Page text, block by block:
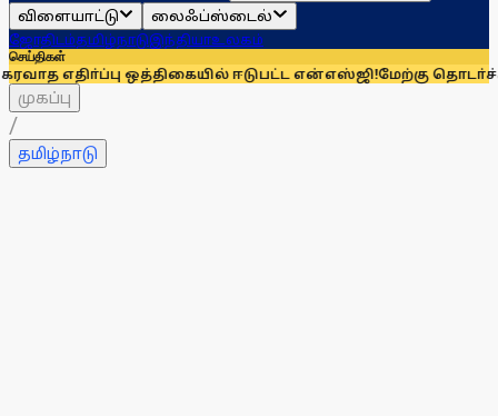
விளையாட்டு
லைஃப்ஸ்டைல்
ஜோதிடம்தமிழ்நாடுஇந்தியாஉலகம்
செய்திகள்
ஒத்திகையில் ஈடுபட்ட என்எஸ்ஜி!மேற்கு தொடா்ச்சி மலை
முகப்பு
/
தமிழ்நாடு